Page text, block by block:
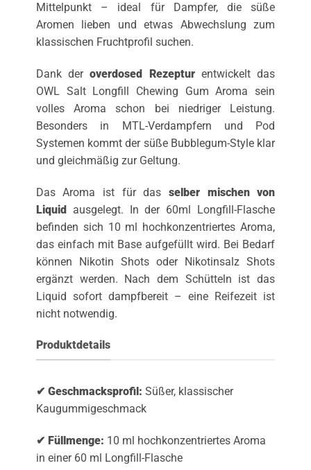
Mittelpunkt – ideal für Dampfer, die süße
Aromen lieben und etwas Abwechslung zum
klassischen Fruchtprofil suchen.
Dank deroverdosed Rezepturentwickelt das
OWL Salt Longfill Chewing Gum Aroma sein
volles Aroma schon bei niedriger Leistung.
Besonders in MTL-Verdampfern und Pod
Systemen kommt der süße Bubblegum-Style klar
und gleichmäßig zur Geltung.
Das Aroma ist für das selber mischen von
Liquidausgelegt. In der 60ml Longfill-Flasche
befinden sich 10 ml hochkonzentriertes Aroma,
das einfach mit Base aufgefüllt wird. Bei Bedarf
können Nikotin Shots oder Nikotinsalz Shots
ergänzt werden. Nach dem Schütteln ist das
Liquid sofort dampfbereit – eine Reifezeit ist
nicht notwendig.
Produktdetails
✔ Geschmacksprofil: Süßer, klassischer
Kaugummigeschmack
✔ Füllmenge: 10 ml hochkonzentriertes Aroma
in einer 60 ml Longfill-Flasche